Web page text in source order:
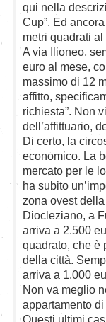
qui nella
Cup”. Ed
metri quadrati
A via Ilioneo,
euro al mese,
massimo di 12
affitto,
richiesta”. Non
dell’affittuario,
Di certo, la
economico. La
mercato per le
ha subito
zona ovest
Diocleziano, a
arriva a 2.500
quadrato, che è
della città.
arriva a 1.000
Non va meglio
appartamento
Questi ultimi